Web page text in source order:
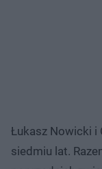
Łukasz Nowicki i
siedmiu lat.